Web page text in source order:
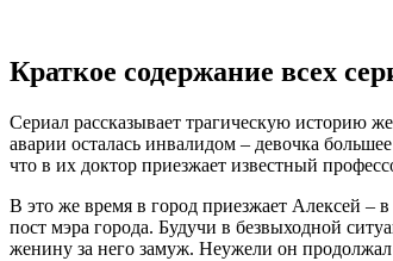
Краткое содержание всех
Сериал рассказывает трагическую историю
аварии осталась инвалидом – девочка
что в их доктор приезжает известный
В это же время в город приезжает Алексей –
пост мэра города. Будучи в безвыходной
женину за него замуж. Неужели он продолжал